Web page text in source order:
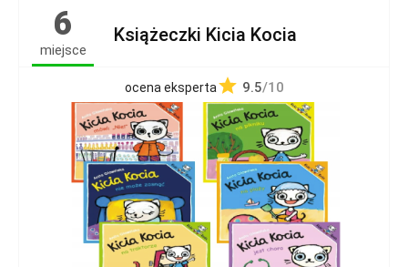
6
miejsce
Książeczki Kicia Kocia
ocena eksperta 9.5/10